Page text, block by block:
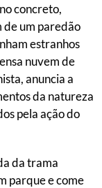
concreto,
de um paredão
estranhos
nuvem de
anuncia a
da natureza
pela ação do
da trama
parque e come